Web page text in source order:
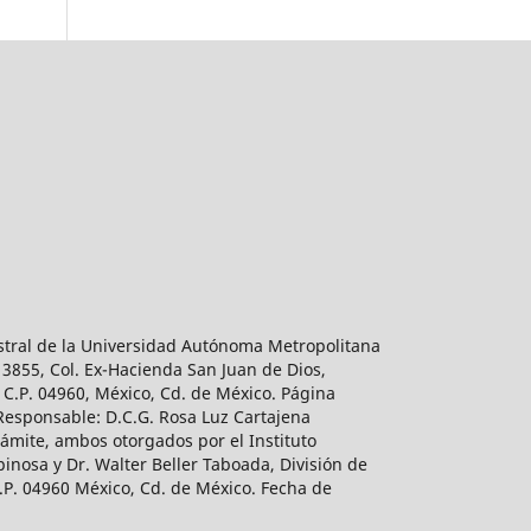
de la Universidad Autónoma Metropolitana
Col. Ex-Hacienda San Juan de Dios,
04960, México, Cd. de México. Página
D.C.G. Rosa Luz Cartajena
ambos otorgados por el Instituto
y Dr. Walter Beller Taboada, División de
04960 México, Cd. de México. Fecha de